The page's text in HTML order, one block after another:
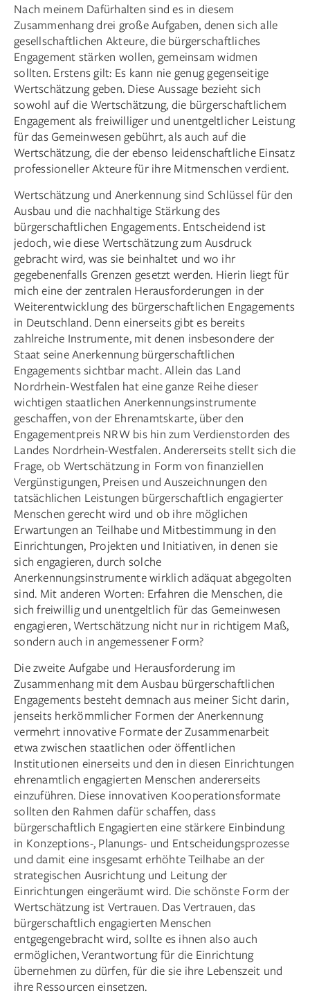
Nach meinem Dafürhalten sind es in diesem
Zusammenhang drei große Aufgaben, denen sich alle
gesellschaftlichen Akteure, die bürgerschaftliches
Engagement stärken wollen, gemeinsam widmen
sollten. Erstens gilt: Es kann nie genug gegenseitige
Wertschätzung geben. Diese Aussage bezieht sich
sowohl auf die Wertschätzung, die bürgerschaftlichem
Engagement als freiwilliger und unentgeltlicher Leistung
für das Gemeinwesen gebührt, als auch auf die
Wertschätzung, die der ebenso leidenschaftliche Einsatz
professioneller Akteure für ihre Mitmenschen verdient.
Wertschätzung und Anerkennung sind Schlüssel für den
Ausbau und die nachhaltige Stärkung des
bürgerschaftlichen Engagements. Entscheidend ist
jedoch, wie diese Wertschätzung zum Ausdruck
gebracht wird, was sie beinhaltet und wo ihr
gegebenenfalls Grenzen gesetzt werden. Hierin liegt für
mich eine der zentralen Herausforderungen in der
Weiterentwicklung des bürgerschaftlichen Engagements
in Deutschland. Denn einerseits gibt es bereits
zahlreiche Instrumente, mit denen insbesondere der
Staat seine Anerkennung bürgerschaftlichen
Engagements sichtbar macht. Allein das Land
Nordrhein-Westfalen hat eine ganze Reihe dieser
wichtigen staatlichen Anerkennungsinstrumente
geschaffen, von der Ehrenamtskarte, über den
Engagementpreis NRW bis hin zum Verdienstorden des
Landes Nordrhein-Westfalen. Andererseits stellt sich die
Frage, ob Wertschätzung in Form von finanziellen
Vergünstigungen, Preisen und Auszeichnungen den
tatsächlichen Leistungen bürgerschaftlich engagierter
Menschen gerecht wird und ob ihre möglichen
Erwartungen an Teilhabe und Mitbestimmung in den
Einrichtungen, Projekten und Initiativen, in denen sie
sich engagieren, durch solche
Anerkennungsinstrumente wirklich adäquat abgegolten
sind. Mit anderen Worten: Erfahren die Menschen, die
sich freiwillig und unentgeltlich für das Gemeinwesen
engagieren, Wertschätzung nicht nur in richtigem Maß,
sondern auch in angemessener Form?
Die zweite Aufgabe und Herausforderung im
Zusammenhang mit dem Ausbau bürgerschaftlichen
Engagements besteht demnach aus meiner Sicht darin,
jenseits herkömmlicher Formen der Anerkennung
vermehrt innovative Formate der Zusammenarbeit
etwa zwischen staatlichen oder öffentlichen
Institutionen einerseits und den in diesen Einrichtungen
ehrenamtlich engagierten Menschen andererseits
einzuführen. Diese innovativen Kooperationsformate
sollten den Rahmen dafür schaffen, dass
bürgerschaftlich Engagierten eine stärkere Einbindung
in Konzeptions-, Planungs- und Entscheidungsprozesse
und damit eine insgesamt erhöhte Teilhabe an der
strategischen Ausrichtung und Leitung der
Einrichtungen eingeräumt wird. Die schönste Form der
Wertschätzung ist Vertrauen. Das Vertrauen, das
bürgerschaftlich engagierten Menschen
entgegengebracht wird, sollte es ihnen also auch
ermöglichen, Verantwortung für die Einrichtung
übernehmen zu dürfen, für die sie ihre Lebenszeit und
ihre Ressourcen einsetzen.